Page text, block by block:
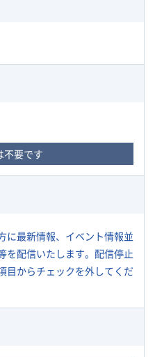
不要です
に最新情報、イベント情報並
を配信いたします。配信停止
目からチェックを外してくだ